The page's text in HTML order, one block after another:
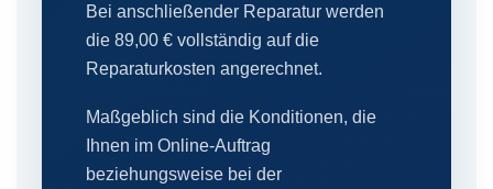
Bei anschließender Reparatur werden
die 89,00 € vollständig auf die
Reparaturkosten angerechnet.
Maßgeblich sind die Konditionen, die
Ihnen im Online-Auftrag
beziehungsweise bei der